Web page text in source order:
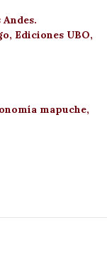
Ediciones UBO,
mapuche,